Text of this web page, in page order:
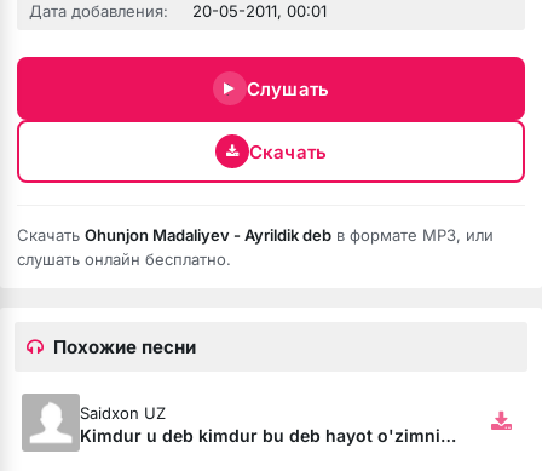
ни била
душа
Дата добавления:
20-05-2011, 00:01
Слушать
Скачать
Скачать Ohunjon Madaliyev - Ayrildik deb в формате MP3, или
слушать онлайн бесплатно.
Похожие песни
Saidxon UZ
Kimdur u deb kimdur bu deb hayot o'zimnikiku